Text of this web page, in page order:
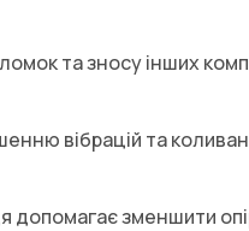
та зносу інших
вібрацій та
зменшити